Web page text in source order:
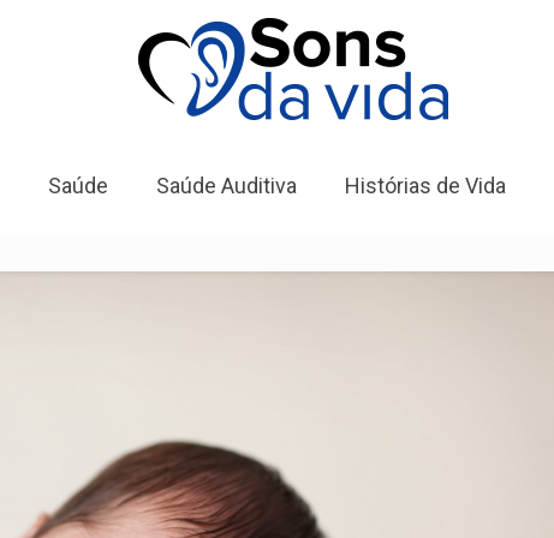
Saúde Saúde Auditiva Histórias de Vida